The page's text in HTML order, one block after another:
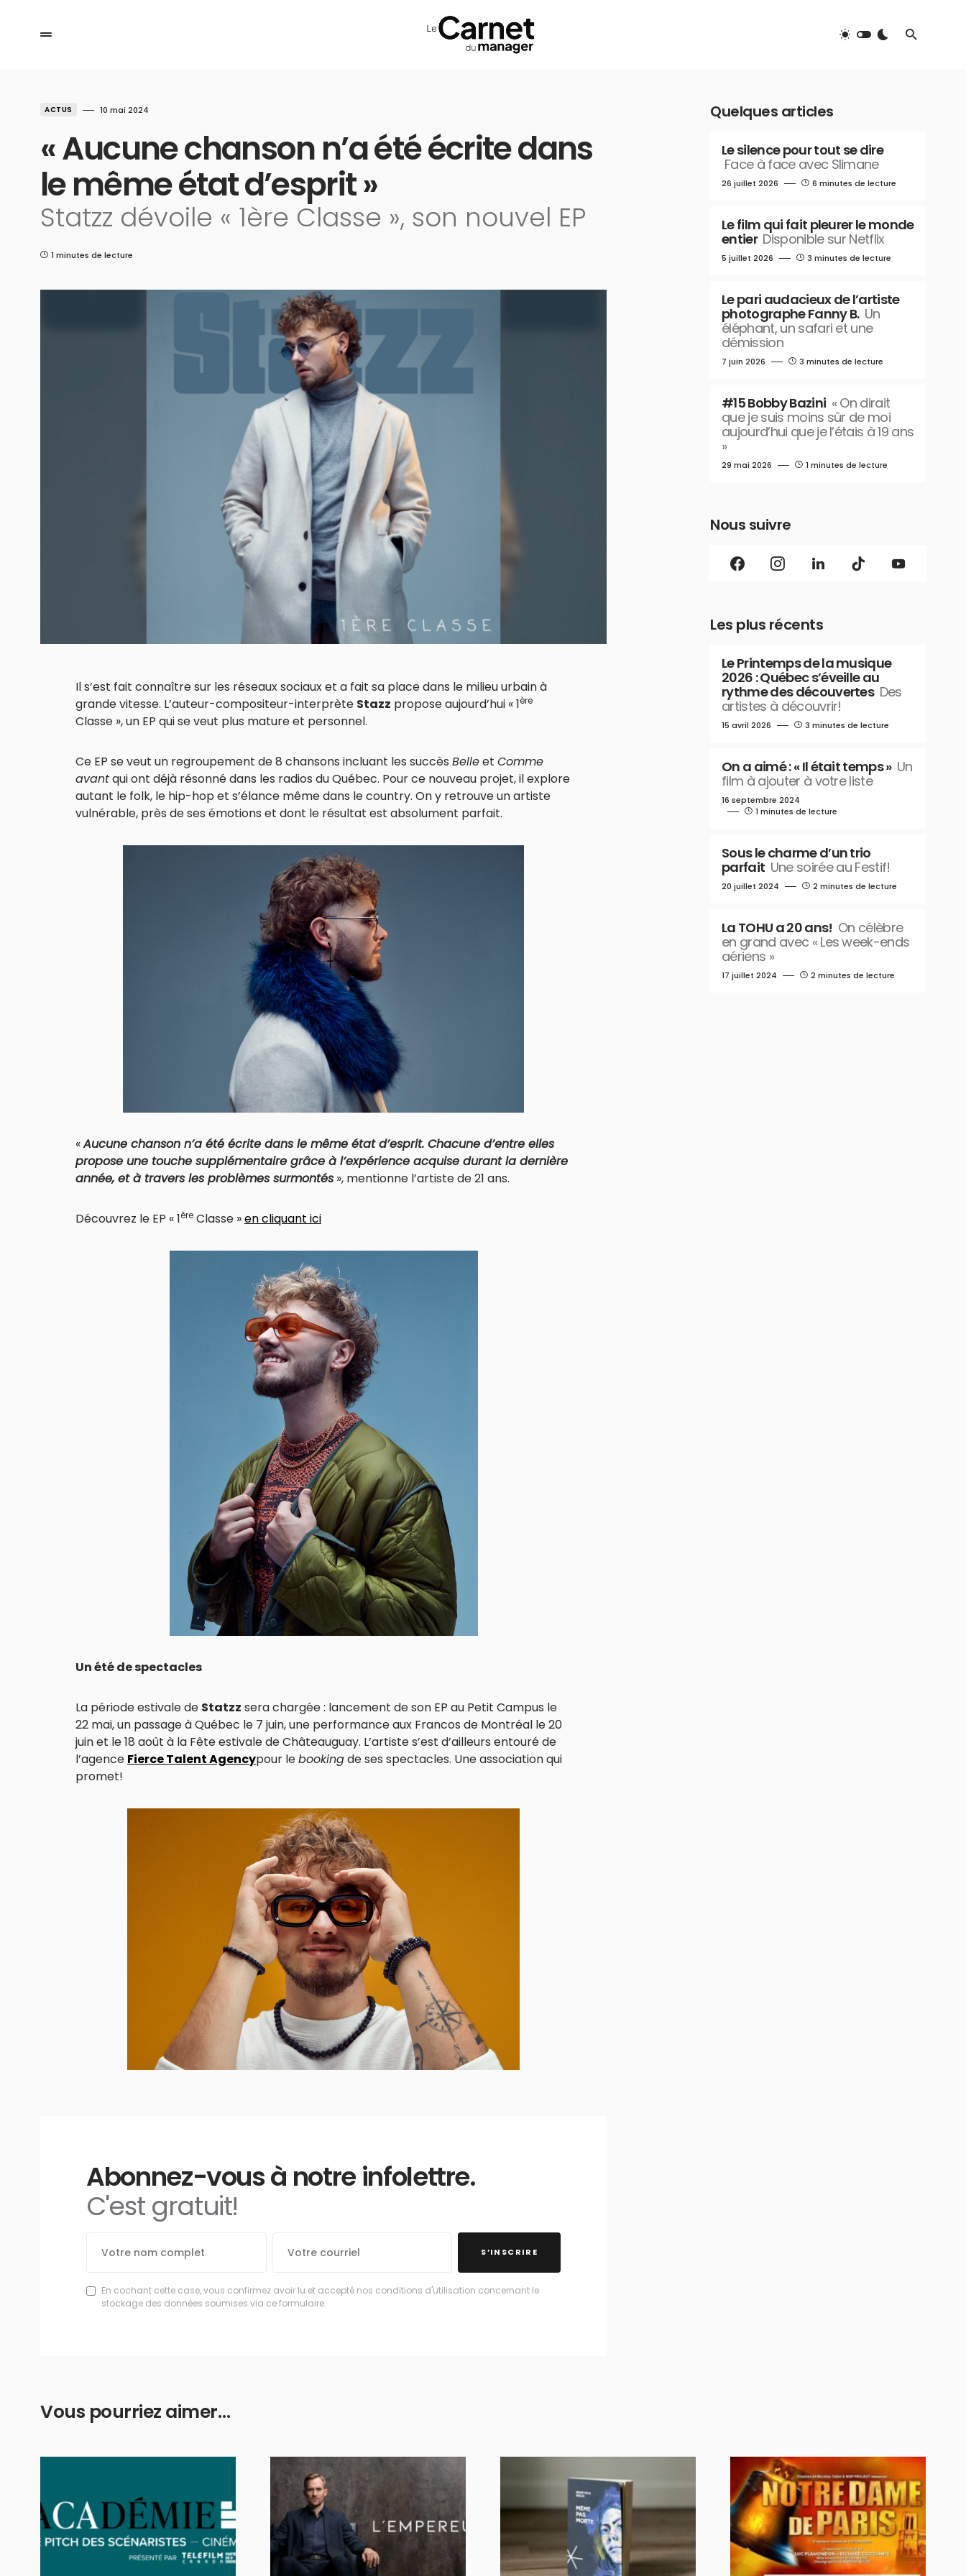
ACTUS 10 mai 2024
« Aucune chanson n’a été écrite dans
le même état d’esprit »
Statzz dévoile « 1ère Classe », son nouvel EP
1 minutes de lecture
Il s’est fait connaître sur les réseaux sociaux et a fait sa place dans le milieu urbain à
grande vitesse. L’auteur-compositeur-interprète Stazz propose aujourd’hui « 1ère
Classe », un EP qui se veut plus mature et personnel.
Ce EP se veut un regroupement de 8 chansons incluant les succès Belleet Comme
avantqui ont déjà résonné dans les radios du Québec. Pour ce nouveau projet, il explore
autant le folk, le hip-hop et s’élance même dans le country. On y retrouve un artiste
vulnérable, près de ses émotions et dont le résultat est absolument parfait.
«Aucune chanson n’a été écrite dans le même état d’esprit. Chacune d’entre elles
propose une touche supplémentaire grâce à l’expérience acquise durant la dernière
année, et à travers les problèmes surmontés», mentionne l’artiste de 21 ans.
Découvrez le EP « 1ère Classe »en cliquant ici
Un été de spectacles
La période estivale de Statzz sera chargée : lancement de son EP au Petit Campus le
22 mai, un passage à Québec le 7 juin, une performance aux Francos de Montréal le 20
juin et le 18 août à la Fête estivale de Châteauguay. L’artiste s’est d’ailleurs entouré de
l’agence Fierce Talent Agencypour lebookingde ses spectacles. Une association qui
promet!
Abonnez-vous à notre infolettre.
C'est gratuit!
S’INSCRIRE
En cochant cette case, vous confirmez avoir lu et accepté nos conditions d'utilisation concernant le
stockage des données soumises via ce formulaire.
Quelques articles
Le silence pour tout se dire
Face à face avec Slimane
26 juillet 2026 6 minutes de lecture
Le film qui fait pleurer le monde
entier Disponible sur Netflix
5 juillet 2026 3 minutes de lecture
Le pari audacieux de l’artiste
photographe Fanny B. Un
éléphant, un safari et une
démission
7 juin 2026 3 minutes de lecture
#15 Bobby Bazini « On dirait
que je suis moins sûr de moi
aujourd’hui que je l’étais à 19 ans
»
29 mai 2026 1 minutes de lecture
Nous suivre
Les plus récents
Le Printemps de la musique
2026 : Québec s’éveille au
rythme des découvertes Des
artistes à découvrir!
15 avril 2026 3 minutes de lecture
On a aimé : « Il était temps » Un
film à ajouter à votre liste
16 septembre 2024
1 minutes de lecture
Sous le charme d’un trio
parfait Une soirée au Festif!
20 juillet 2024 2 minutes de lecture
La TOHU a 20 ans! On célèbre
en grand avec « Les week-ends
aériens »
17 juillet 2024 2 minutes de lecture
Vous pourriez aimer…